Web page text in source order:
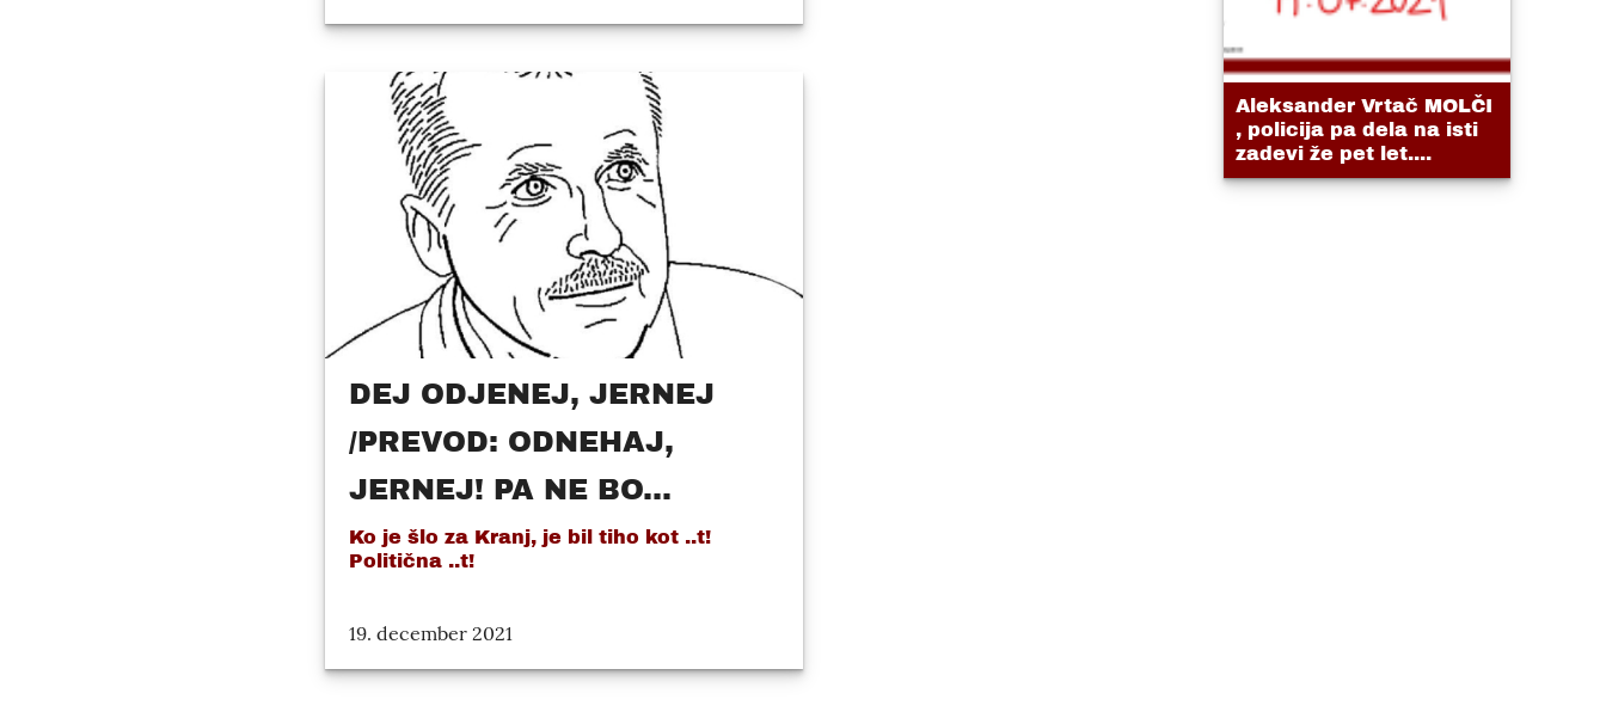
DEJ ODJENEJ, JERNEJ
/PREVOD: ODNEHAJ,
JERNEJ! PA NE BO...
Ko je šlo za Kranj, je bil tiho kot ..t!
Politična ..t!
19. december 2021
Aleksander Vrtač MOLČI
, policija pa dela na isti
zadevi že pet let....